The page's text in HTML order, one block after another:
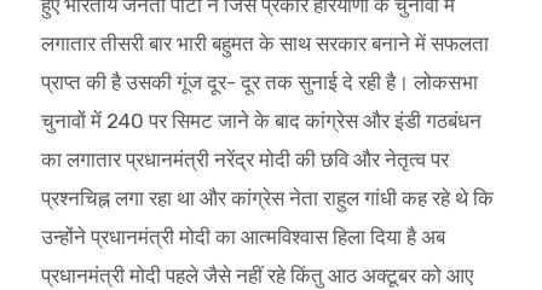
हुए भारतीय जनता पार्टी ने जिस प्रकार हरियाणा के चुनावों में
लगातार तीसरी बार भारी बहुमत के साथ सरकार बनाने में सफलता
प्राप्त की है उसकी गूंज दूर- दूर तक सुनाई दे रही है। लोकसभा
चुनावों में 240 पर सिमट जाने के बाद कांग्रेस और इंडी गठबंधन
का लगातार प्रधानमंत्री नरेंद्र मोदी की छवि और नेतृत्व पर
प्रश्नचिह्न लगा रहा था और कांग्रेस नेता राहुल गांधी कह रहे थे कि
उन्होंने प्रधानमंत्री मोदी का आत्मविश्वास हिला दिया है अब
प्रधानमंत्री मोदी पहले जैसे नहीं रहे किंतु आठ अक्टूबर को आए